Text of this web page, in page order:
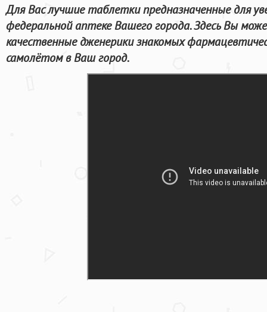
Для Вас лучшие таблетки предназначенные для
федеральной аптеке Вашего города. Здесь Вы
качественные дженерики знакомых
самолётом в Ваш город.